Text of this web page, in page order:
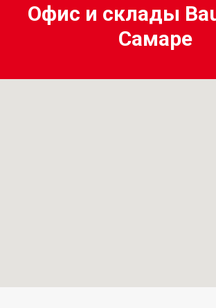
Офис и склады
Самаре